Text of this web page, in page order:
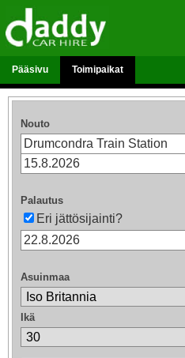
Pääsivu Toimipaikat
Nouto
Palautus
Eri jättösijainti?
Asuinmaa
Ikä